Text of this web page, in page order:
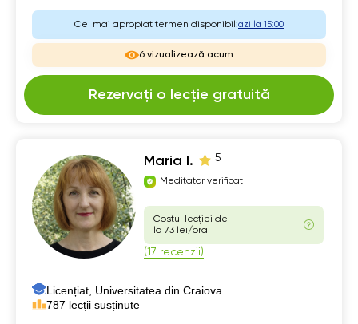
Cel mai apropiat termen disponibil:azi la 15:00
6 vizualizează acum
Rezervați o lecție gratuită
Maria I. 5
Meditator verificat
Costul lecției de
la 73 lei/oră
(17 recenzii)
Licențiat, Universitatea din Craiova
787 lecții susținute